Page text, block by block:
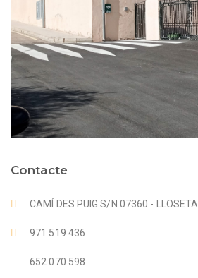
Contacte
CAMÍ DES PUIG S/N 07360 - LLOSETA
971 519 436
652 070 598